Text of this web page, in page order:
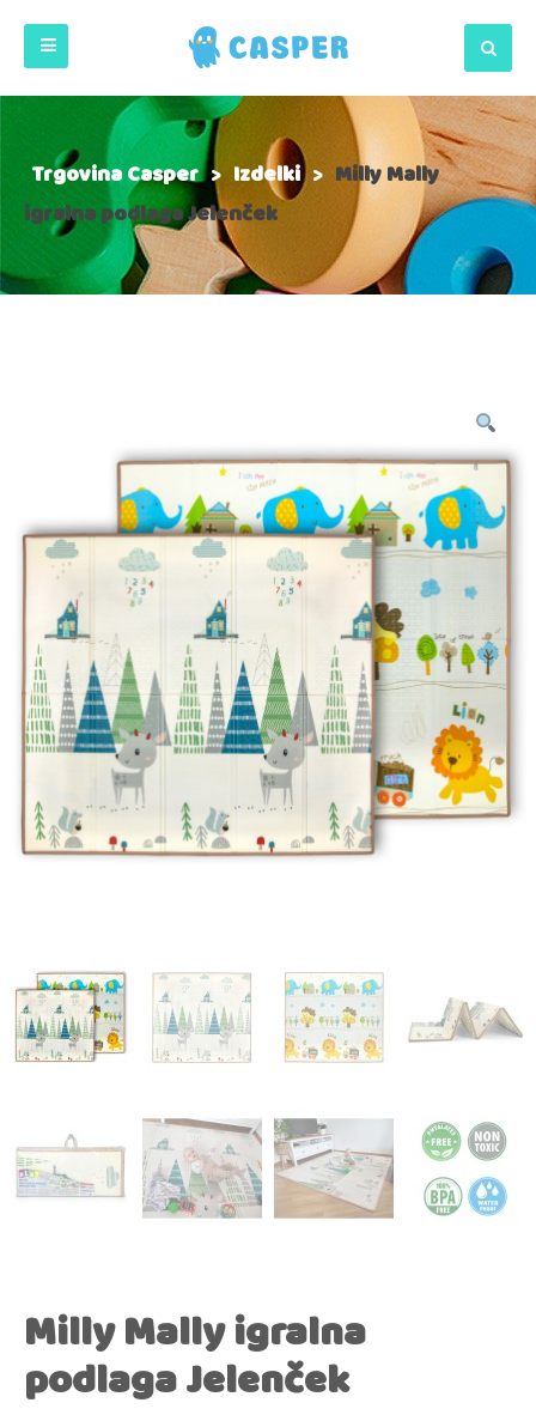
Trgovina Casper> Izdelki > Milly Mally
igralna podlaga Jelenček
Milly Mally igralna
podlaga Jelenček